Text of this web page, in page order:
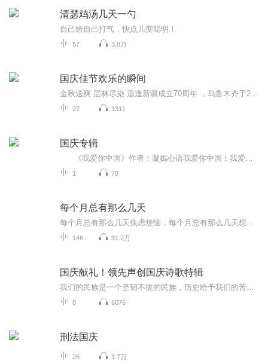
清瑟鸡汤几天一勺
自己给自己打气，快点儿变聪明！
57 3.8万
国庆佳节欢乐的瞬间
27 1311
国庆专辑
1 78
每个月总有那么几天
146 31.2万
国庆献礼！领先声创国庆诗歌特辑
8 6076
刑法国庆
26 1.7万